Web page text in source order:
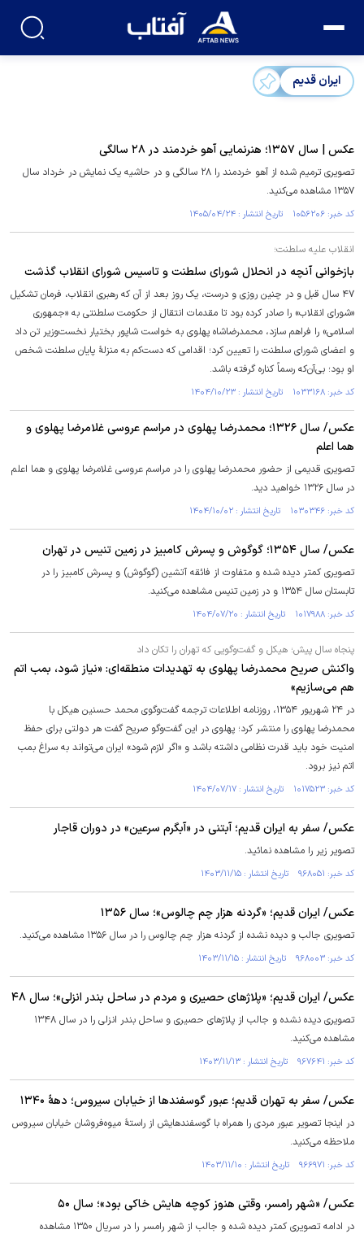
ایران قدیم
عکس | سال ۱۳۵۷؛ هنرنمایی آهو خردمند در ۲۸ سالگی
تصویری ترمیم شده از آهو خردمند را ۲۸ سالگی و در حاشیه یک نمایش در خرداد سال
۱۳۵۷ مشاهده می‌کنید.
کد خبر: ۱۰۵۶۲۰۶ تاریخ انتشار : ۱۴۰۵/۰۴/۲۴
انقلاب علیه سلطنت؛
بازخوانی آنچه در انحلال شورای سلطنت و تاسیس شورای انقلاب گذشت
۴۷ سال قبل و در چنین روزی و درست، یک روز بعد از آن که رهبری انقلاب، فرمان تشکیل
«شورای انقلاب» را صادر کرده بود تا مقدمات انتقال از حکومت سلطنتی به «جمهوری
اسلامی» را فراهم سازد، محمدرضاشاه پهلوی به خواست شاپور بختیار نخست‌وزیر تن داد
و اعضای شورای سلطنت را تعیین کرد؛ اقدامی که دست‌کم به منزلۀ پایان سلطنت شخص
او بود؛ بی‌آن‌که رسماً کناره گرفته باشد.
کد خبر: ۱۰۳۳۱۶۸ تاریخ انتشار : ۱۴۰۴/۱۰/۲۳
عکس/ سال ۱۳۲۶؛ محمدرضا پهلوی در مراسم عروسی غلامرضا پهلوی و
هما اعلم
تصویری قدیمی از حضور محمدرضا پهلوی را در مراسم عروسی غلامرضا پهلوی و هما اعلم
در سال ۱۳۲۶ خواهید دید.
کد خبر: ۱۰۳۰۳۴۶ تاریخ انتشار : ۱۴۰۴/۱۰/۰۲
عکس/ سال ۱۳۵۴؛ گوگوش و پسرش کامبیز در زمین تنیس در تهران
تصویری کمتر دیده شده و متفاوت از فائقه آتشین (گوگوش) و پسرش کامبیز را در
تابستان سال ۱۳۵۴ و در زمین تنیس مشاهده می‌کنید.
کد خبر: ۱۰۱۷۹۸۸ تاریخ انتشار : ۱۴۰۴/۰۷/۲۰
پنجاه سال پیش؛ هیکل و گفت‌وگویی که تهران را تکان داد
واکنش صریح محمدرضا پهلوی به تهدیدات منطقه‌ای: «نیاز شود، بمب اتم
هم می‌سازیم»
در ۲۴ شهریور ۱۳۵۴، روزنامه اطلاعات ترجمه گفت‌وگوی محمد حسنین هیکل با
محمدرضا پهلوی را منتشر کرد؛ پهلوی در این گفت‌وگو صریح گفت هر دولتی برای حفظ
امنیت خود باید قدرت نظامی داشته باشد و «اگر لازم شود» ایران می‌تواند به سراغ بمب
اتم نیز برود.
کد خبر: ۱۰۱۷۵۲۳ تاریخ انتشار : ۱۴۰۴/۰۷/۱۷
عکس/ سفر به ایران قدیم؛ آبتنی در «آبگرم سرعین» در دوران قاجار
تصویر زیر را مشاهده نمائید.
کد خبر: ۹۶۸۰۵۱ تاریخ انتشار : ۱۴۰۳/۱۱/۱۵
عکس/ ایران قدیم؛ «گردنه هزار چم چالوس»؛ سال ۱۳۵۶
تصویری جالب و دیده نشده از گردنه هزار چم چالوس را در سال ۱۳۵۶ مشاهده می‌کنید.
کد خبر: ۹۶۸۰۰۳ تاریخ انتشار : ۱۴۰۳/۱۱/۱۵
عکس/ ایران قدیم؛ «پلاژ‌های حصیری و مردم در ساحل بندر انزلی»؛ سال ۴۸
تصویری دیده نشده و جالب از پلاژ‌های حصیری و ساحل بندر انزلی را در سال ۱۳۴۸
مشاهده می‌کنید.
کد خبر: ۹۶۷۶۴۱ تاریخ انتشار : ۱۴۰۳/۱۱/۱۳
عکس/ سفر به تهران قدیم؛ عبور گوسفند‌ها از خیابان سیروس؛ دهۀ ۱۳۴۰
در اینجا تصویر عبور مردی را همراه با گوسفندهایش از راستۀ میوه‌فروشان خیابان سیروس
ملاحظه می‌کنید.
کد خبر: ۹۶۶۹۷۱ تاریخ انتشار : ۱۴۰۳/۱۱/۱۰
عکس/ «شهر رامسر، وقتی هنوز کوچه هایش خاکی بود»؛ سال ۵۰
در ادامه تصویری کمتر دیده شده و جالب از شهر رامسر را در سریال ۱۳۵۰ مشاهده